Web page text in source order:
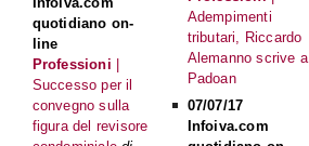
quotidiano on-
line
Professioni |
Successo per il
convegno sulla
figura del revisore
Adempimenti
tributari, Riccardo
Alemanno scrive a
Padoan
07/07/17
Infoiva.com